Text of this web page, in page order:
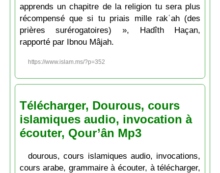
apprends un chapitre de la religion tu sera plus
récompensé que si tu priais mille rakʿah (des
prières surérogatoires) », Hadîth Haçan,
rapporté par Ibnou Mâjah.
https://www.islam.ms/?p=352
Télécharger, Dourous, cours
islamiques audio, invocation à
écouter, Qour’ân Mp3
dourous, cours islamiques audio, invocations,
cours arabe, grammaire à écouter, à télécharger,